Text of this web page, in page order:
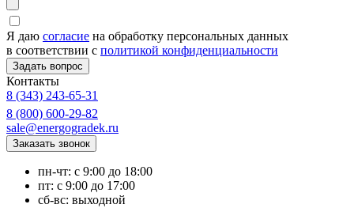
Я даю согласие на обработку персональных данных
в соответствии с политикой конфиденциальности
Контакты
8 (343) 243-65-31
8 (800) 600-29-82
sale@energogradek.ru
пн-чт: с 9:00 до 18:00
пт: с 9:00 до 17:00
сб-вс: выходной